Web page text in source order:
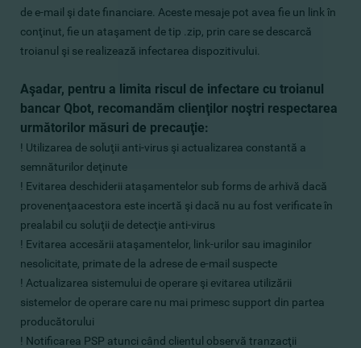
de e-mail şi date financiare. Aceste mesaje pot avea fie un link în
conţinut, fie un ataşament de tip .zip, prin care se descarcă
troianul şi se realizează infectarea dispozitivului.
Aşadar, pentru a limita riscul de infectare cu troianul
bancar Qbot, recomandăm clienţilor noştri respectarea
următorilor măsuri de precauţie:
! Utilizarea de soluţii anti-virus şi actualizarea constantă a
semnăturilor deţinute
! Evitarea deschiderii ataşamentelor sub forms de arhivă dacă
provenenţaacestora este incertă şi dacă nu au fost verificate în
prealabil cu soluţii de detecţie anti-virus
! Evitarea accesării ataşamentelor, link-urilor sau imaginilor
nesolicitate, primate de la adrese de e-mail suspecte
! Actualizarea sistemului de operare şi evitarea utilizării
sistemelor de operare care nu mai primesc support din partea
producătorului
! Notificarea PSP atunci când clientul observă tranzacţii